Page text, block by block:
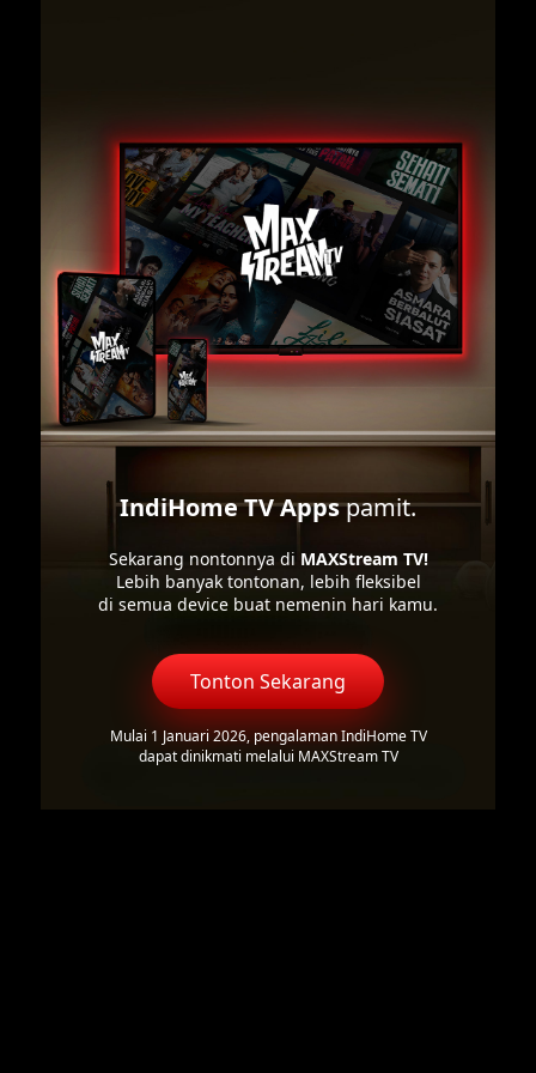
IndiHome TV Appspamit.
Sekarang nontonnya di MAXStream TV!
Lebih banyak tontonan, lebih fleksibel
di semua device buat nemenin hari kamu.
Tonton Sekarang
Mulai 1 Januari 2026, pengalaman IndiHome TV
dapat dinikmati melalui MAXStream TV